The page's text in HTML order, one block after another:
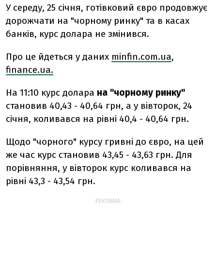
У середу, 25 січня, готівковий євро продовжує
дорожчати на "чорному ринку" та в касах
банків, курс долара не змінився.
Про це йдеться у даних minfin.com.ua,
finance.ua.
На 11:10 курс долара на "чорному ринку"
становив 40,43 - 40,64 грн, а у вівторок, 24
січня, коливався на рівні 40,4 - 40,64 грн.
Щодо "чорного" курсу гривні до євро, на цей
же час курс становив 43,45 - 43,63 грн. Для
порівняння, у вівторок курс коливався на
рівні 43,3 - 43,54 грн.
РЕКЛАМА: